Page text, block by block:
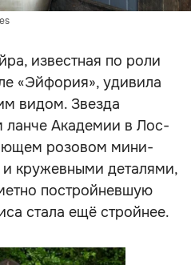
известная по роли
«Эйфория», удивила
видом. Звезда
ланче Академии в Лос-
розовом мини-
и кружевными деталями,
постройневшую
стала ещё стройнее.